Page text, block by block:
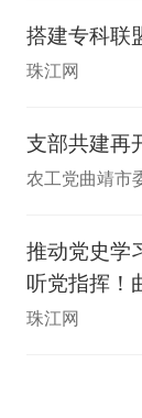
搭建专科联
珠江网
支部共建再
农工党曲靖市
推动党史学
听党指挥！
珠江网